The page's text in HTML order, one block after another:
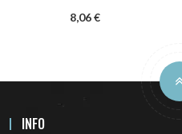
8,06 €
INFO